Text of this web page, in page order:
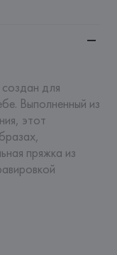
для
Выполненный из
этот
пряжка из